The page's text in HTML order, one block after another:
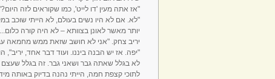
"אז אתה מעין 'דו לייט', כמו שקוראים לזה
"לא. אם לא היו נשים בעולם, לא הייתי שוכב
יותר מאשר לאונן בצוותא – לא היה קורה
יריב צחק. "אני לא חושב שזאת ממש מחמאה
"יפה. אז יש הבנה ביננו. ועוד דבר אחד, יריב",
לא בגלל שאתה גבר ושאני גבר. זה בגלל שעצם
לתוכי קצפת חמה, הייתי נהנה בדיוק באותה